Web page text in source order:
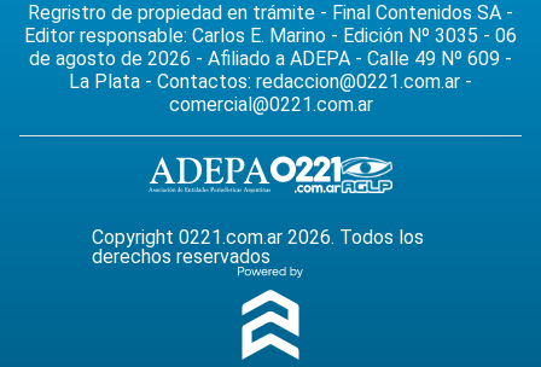
Regristro de propiedad en trámite - Final Contenidos SA -
Editor responsable: Carlos E. Marino - Edición Nº 3035 - 06
de agosto de 2026 - Afiliado a ADEPA - Calle 49 Nº 609 -
La Plata - Contactos: redaccion@0221.com.ar -
comercial@0221.com.ar
Copyright 0221.com.ar 2026. Todos los
derechos reservados